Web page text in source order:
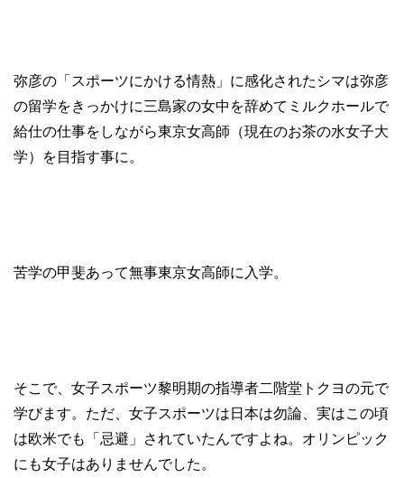
弥彦の「スポーツにかける情熱」に感化されたシマは弥彦
の留学をきっかけに三島家の女中を辞めてミルクホールで
給仕の仕事をしながら東京女高師（現在のお茶の水女子大
学）を目指す事に。
苦学の甲斐あって無事東京女高師に入学。
そこで、女子スポーツ黎明期の指導者二階堂トクヨの元で
学びます。ただ、女子スポーツは日本は勿論、実はこの頃
は欧米でも「忌避」されていたんですよね。オリンピック
にも女子はありませんでした。